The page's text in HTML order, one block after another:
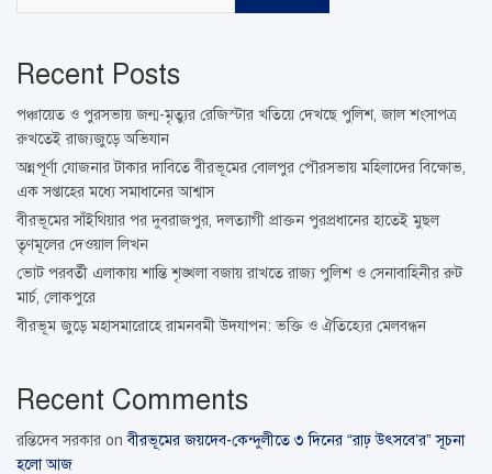
Recent Posts
পঞ্চায়েত ও পুরসভায় জন্ম-মৃত্যুর রেজিস্টার খতিয়ে দেখছে পুলিশ, জাল শংসাপত্র
রুখতেই রাজ্যজুড়ে অভিযান
অন্নপূর্ণা যোজনার টাকার দাবিতে বীরভূমের বোলপুর পৌরসভায় মহিলাদের বিক্ষোভ,
এক সপ্তাহের মধ্যে সমাধানের আশ্বাস
বীরভূমের সাঁইথিয়ার পর দুবরাজপুর, দলত্যাগী প্রাক্তন পুরপ্রধানের হাতেই মুছল
তৃণমূলের দেওয়াল লিখন
ভোট পরবর্তী এলাকায় শান্তি শৃঙ্খলা বজায় রাখতে রাজ্য পুলিশ ও সেনাবাহিনীর রুট
মার্চ, লোকপুরে
বীরভূম জুড়ে মহাসমারোহে রামনবমী উদযাপন: ভক্তি ও ঐতিহ্যের মেলবন্ধন
Recent Comments
রন্তিদেব সরকার onবীরভূমের জয়দেব-কেন্দুলীতে ৩ দিনের “রাঢ় উৎসবে’র” সূচনা
হলো আজ